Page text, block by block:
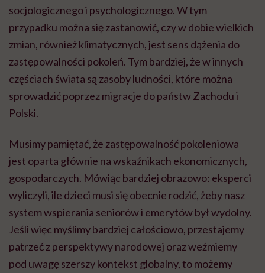
socjologicznego i psychologicznego. W tym
przypadku można się zastanowić, czy w dobie wielkich
zmian, również klimatycznych, jest sens dążenia do
zastępowalności pokoleń. Tym bardziej, że w innych
częściach świata są zasoby ludności, które można
sprowadzić poprzez migracje do państw Zachodu i
Polski.
Musimy pamiętać, że zastępowalność pokoleniowa
jest oparta głównie na wskaźnikach ekonomicznych,
gospodarczych. Mówiąc bardziej obrazowo: eksperci
wyliczyli, ile dzieci musi się obecnie rodzić, żeby nasz
system wspierania seniorów i emerytów był wydolny.
Jeśli więc myślimy bardziej całościowo, przestajemy
patrzeć z perspektywy narodowej oraz weźmiemy
pod uwagę szerszy kontekst globalny, to możemy